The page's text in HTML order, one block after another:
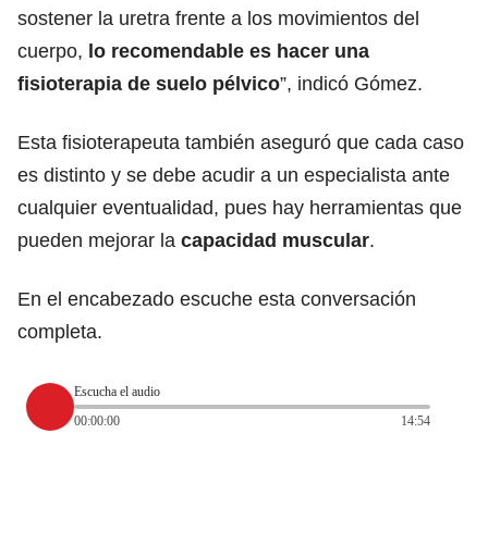
sostener la uretra frente a los movimientos del
cuerpo, lo recomendable es hacer una
fisioterapia de suelo pélvico”, indicó Gómez.
Esta fisioterapeuta también aseguró que cada caso
es distinto y se debe acudir a un especialista ante
cualquier eventualidad, pues hay herramientas que
pueden mejorar la capacidad muscular.
En el encabezado escuche esta conversación
completa.
Escucha el audio
00:00:00
14:54